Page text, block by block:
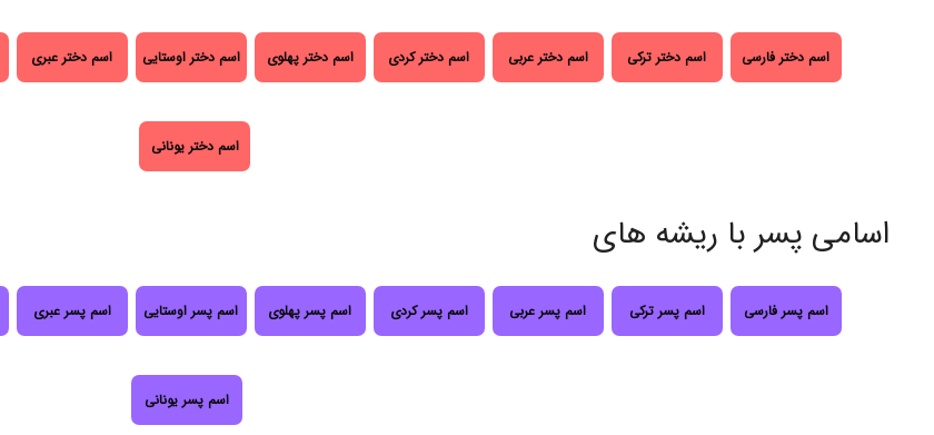
اسم دختر فارسی اسم دختر ترکی اسم دختر عربی اسم دختر کردی اسم دختر پهلوی اسم دختر اوستایی اسم دختر عبری
اسم دختر یونانی
اسامی پسر با ریشه های
اسم پسر فارسی اسم پسر ترکی اسم پسر عربی اسم پسر کردی اسم پسر پهلوی اسم پسر اوستایی اسم پسر عبری
اسم پسر یونانی